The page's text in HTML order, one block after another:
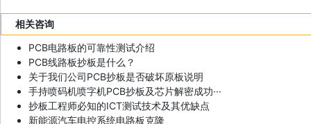
相关咨询
PCB电路板的可靠性测试介绍
PCB线路板抄板是什么？
关于我们公司PCB抄板是否破坏原板说明
手持喷码机喷字机PCB抄板及芯片解密成功···
抄板工程师必知的ICT测试技术及其优缺点
新能源汽车电控系统电路板克隆